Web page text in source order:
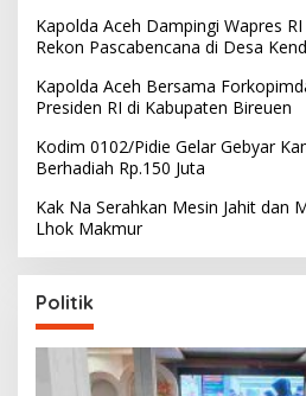
Kapolda Aceh Dampingi Wapres
Rekon Pascabencana di Desa
Kapolda Aceh Bersama
Presiden RI di Kabupaten Bireuen
Kodim 0102/Pidie Gelar Gebyar
Berhadiah Rp.150 Juta
Kak Na Serahkan Mesin Jahit dan
Lhok Makmur
Politik